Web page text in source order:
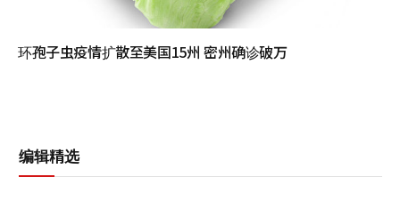
环孢子虫疫情扩散至美国15州 密州确诊破万
编辑精选